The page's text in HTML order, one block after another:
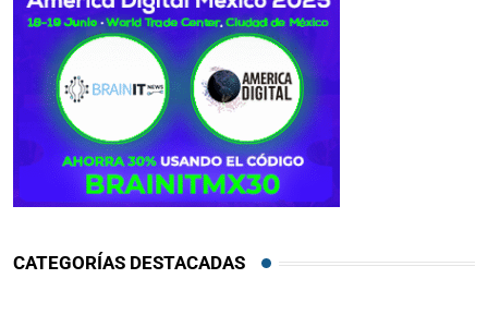
CATEGORÍAS DESTACADAS